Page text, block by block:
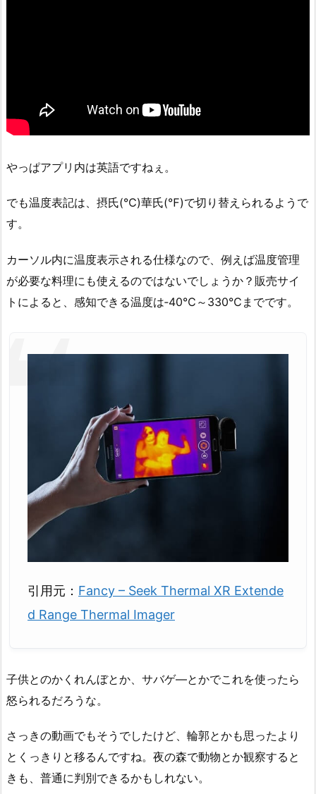
やっぱアプリ内は英語ですねぇ。
でも温度表記は、摂氏(℃)華氏(℉)で切り替えられるようで
す。
カーソル内に温度表示される仕様なので、例えば温度管理
が必要な料理にも使えるのではないでしょうか？販売サイ
トによると、感知できる温度は‐40℃～330℃までです。
引用元： Fancy – Seek Thermal XR Extende
d Range Thermal Imager
子供とのかくれんぼとか、サバゲ―とかでこれを使ったら
怒られるだろうな。
さっきの動画でもそうでしたけど、輪郭とかも思ったより
とくっきりと移るんですね。夜の森で動物とか観察すると
きも、普通に判別できるかもしれない。